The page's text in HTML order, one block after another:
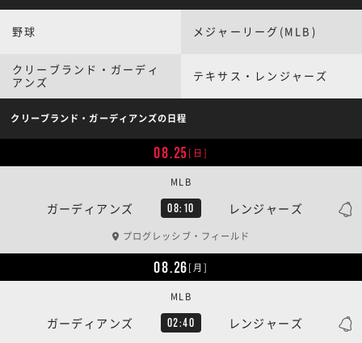
野球 メジャーリーグ(MLB)
クリーブランド・ガーディ
アンズ
テキサス・レンジャーズ
クリーブランド・ガーディアンズの日程
08.25[日]
ガーディアンズ 08:10 レンジャーズ
MLB
プログレッシブ・フィールド
08.26[月]
ガーディアンズ 02:40 レンジャーズ
MLB